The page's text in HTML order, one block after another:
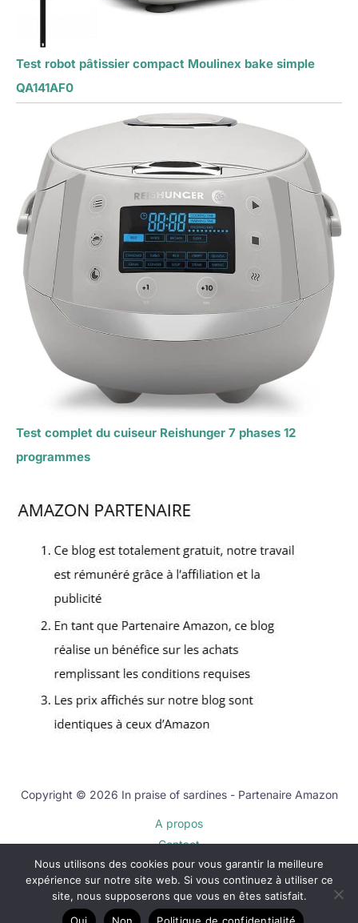
Test robot pâtissier compact Moulinex bake simple
QA141AF0
Test complet du cuiseur Reishunger 7 phases 12
programmes
Copyright © 2026 In praise of sardines - Partenaire Amazon
A propos
Contact
Plan du site
Mentions légales
Politique de confidentialité
Nous utilisons des cookies pour vous garantir la meilleure
expérience sur notre site web. Si vous continuez à utiliser ce
site, nous supposerons que vous en êtes satisfait.
Oui
Non Politique de confidentialité